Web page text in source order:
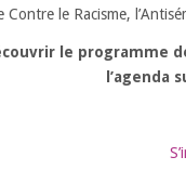
Contre le Racisme,
le programme
l’agenda